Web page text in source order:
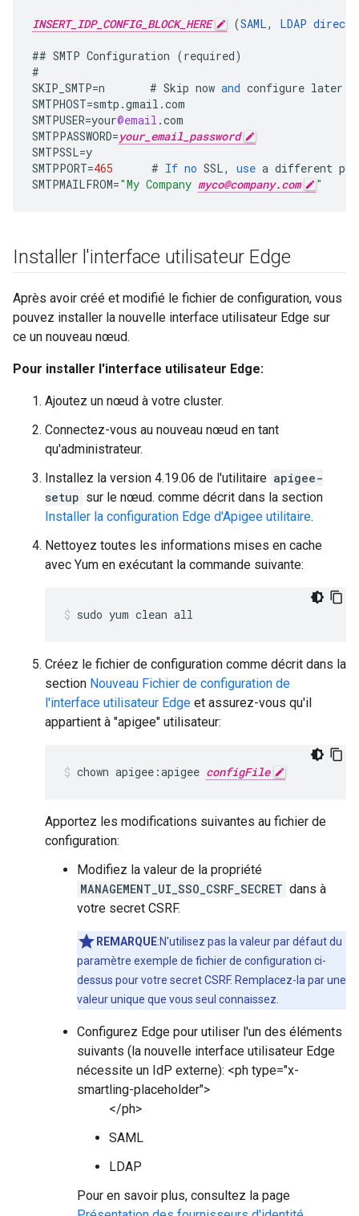
INSERT_IDP_CONFIG_BLOCK_HERE (SAML, LDAP direct
## SMTP Configuration (required)
#
SKIP_SMTP=n # Skip now and configure later
SMTPHOST=smtp .gmail .com
SMTPUSER=your@email .com
SMTPPASSWORD=your_email_password
SMTPSSL=y
SMTPPORT=465 # If no SSL, use a different
SMTPMAILFROM="My Company myco@company.com "
Installer l'interface utilisateur Edge
Après avoir créé et modifié le fichier de configuration, vous
pouvez installer la nouvelle interface utilisateur Edge sur
ce un nouveau nœud.
Pour installer l'interface utilisateur Edge:
Ajoutez un nœud à votre cluster.
Connectez-vous au nouveau nœud en tant
qu'administrateur.
Installez la version 4.19.06 de l'utilitaire apigee-
setup sur le nœud. comme décrit dans la section
Installer la configuration Edge d'Apigee utilitaire.
Nettoyez toutes les informations mises en cache
avec Yum en exécutant la commande suivante:
sudo yum clean all
Créez le fichier de configuration comme décrit dans la
section Nouveau Fichier de configuration de
l'interface utilisateur Edge et assurez-vous qu'il
appartient à "apigee" utilisateur:
chown apigee:apigee configFile
Apportez les modifications suivantes au fichier de
configuration:
Modifiez la valeur de la propriété
MANAGEMENT_UI_SSO_CSRF_SECRET dans à
votre secret CSRF.
REMARQUE:N'utilisez pas la valeur par défaut du
paramètre exemple de fichier de configuration ci-
dessus pour votre secret CSRF. Remplacez-la par une
valeur unique que vous seul connaissez.
Configurez Edge pour utiliser l'un des éléments
suivants (la nouvelle interface utilisateur Edge
nécessite un IdP externe): <ph type="x-
smartling-placeholder">
</ph>
SAML
LDAP
Pour en savoir plus, consultez la page